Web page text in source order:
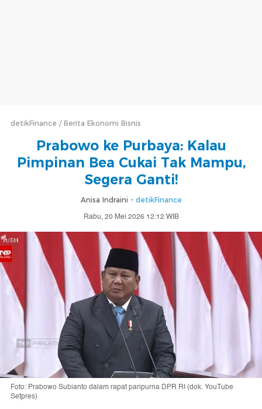
detikFinance Berita Ekonomi Bisnis
Prabowo ke Purbaya: Kalau
Pimpinan Bea Cukai Tak Mampu,
Segera Ganti!
Anisa Indraini - detikFinance
Rabu, 20 Mei 2026 12:12 WIB
Foto: Prabowo Subianto dalam rapat paripurna DPR RI (dok. YouTube
Setpres)